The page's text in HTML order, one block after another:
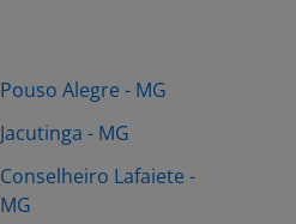
Pouso Alegre - MG
Jacutinga - MG
Conselheiro Lafaiete -
MG